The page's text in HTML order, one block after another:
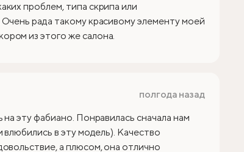
проблем, типа скрипа или
рада такому красивому элементу моей
из этого же салона.
полгода назад
эту фабиано. Понравилась сначала нам
в эту модель). Качество
а плюсом, она отлично